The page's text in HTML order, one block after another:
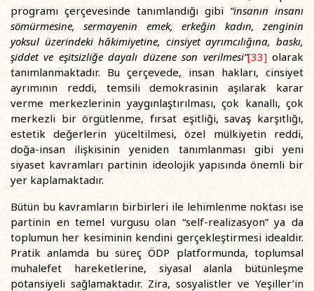
programı çerçevesinde tanımlandığı gibi “insanın insanı
sömürmesine, sermayenin emek, erkeğin kadın, zenginin
yoksul üzerindeki hâkimiyetine, cinsiyet ayrımcılığına, baskı,
şiddet ve eşitsizliğe dayalı düzene son verilmesi”[33]olarak
tanımlanmaktadır. Bu çerçevede, insan hakları, cinsiyet
ayrımının reddi, temsili demokrasinin aşılarak karar
verme merkezlerinin yaygınlaştırılması, çok kanallı, çok
merkezli bir örgütlenme, fırsat eşitliği, savaş karşıtlığı,
estetik değerlerin yüceltilmesi, özel mülkiyetin reddi,
doğa-insan ilişkisinin yeniden tanımlanması gibi yeni
siyaset kavramları partinin ideolojik yapısında önemli bir
yer kaplamaktadır.
Bütün bu kavramların birbirleri ile lehimlenme noktası ise
partinin en temel vurgusu olan “self-realizasyon” ya da
toplumun her kesiminin kendini gerçekleştirmesi idealdir.
Pratik anlamda bu süreç ÖDP platformunda, toplumsal
muhalefet hareketlerine, siyasal alanla bütünleşme
potansiyeli sağlamaktadır. Zira, sosyalistler ve Yeşiller’in